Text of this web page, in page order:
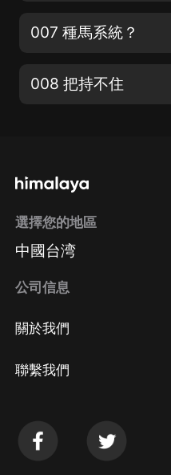
007 種馬系統？
008 把持不住
選擇您的地區
中國台湾
公司信息
關於我們
聯繫我們